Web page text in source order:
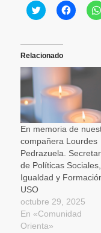
Haz
clic
Twitter
(Se
ventana
nueva)
Haz
clic
en
ventana
nueva)
Relacionado
En memoria de
compañera Lourdes
Pedrazuela.
de Políticas Sociales,
Igualdad y
USO
octubre 29, 2025
En «Comunidad
Orienta»